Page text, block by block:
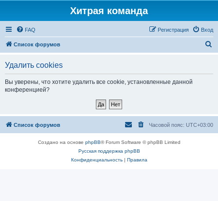
Хитрая команда
FAQ Вход
Регистрация
Список форумов
Удалить cookies
Вы уверены, что хотите удалить все cookie, установленные данной
конференцией?
Список форумов Часовой пояс: UTC+03:00
Создано на основе phpBB® Forum Software © phpBB Limited
Русская поддержка phpBB
Конфиденциальность| Правила